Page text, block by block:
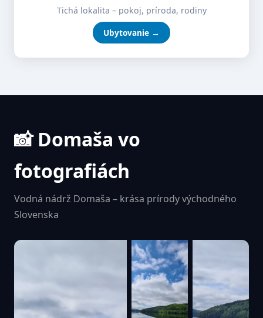
Tichá lokalita – pokoj, príroda, rodiny
Ubytovanie →
📸 Domaša vo
fotografiách
Vodná nádrž Domaša – krása prírody východného
Slovenska